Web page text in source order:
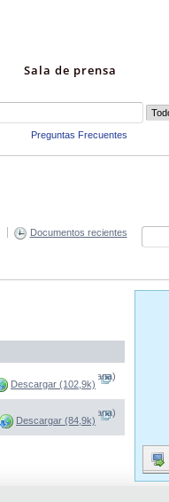
Sala de prensa
Preguntas Frecuentes
Documentos recientes
Descargar (102,9k)
(Abre una nueva ventana)
Descargar (84,9k)
(Abre una nueva ventana)